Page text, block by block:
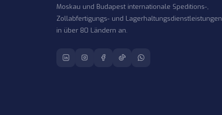
Moskau und Budapest internationale Speditions-,
Zollabfertigungs- und Lagerhaltungsdienstleistungen
in über 80 Ländern an.